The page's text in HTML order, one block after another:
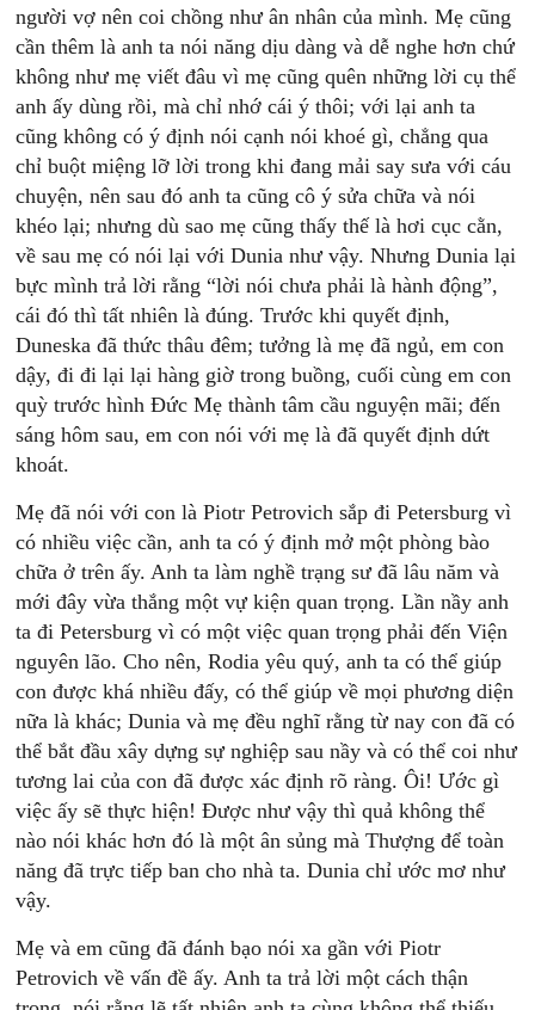
người vợ nên coi chồng như ân nhân của mình. Mẹ cũng
cần thêm là anh ta nói năng dịu dàng và dễ nghe hơn chứ
không như mẹ viết đâu vì mẹ cũng quên những lời cụ thể
anh ấy dùng rồi, mà chỉ nhớ cái ý thôi; với lại anh ta
cũng không có ý định nói cạnh nói khoé gì, chẳng qua
chỉ buột miệng lỡ lời trong khi đang mải say sưa với cáu
chuyện, nên sau đó anh ta cũng cô ý sửa chữa và nói
khéo lại; nhưng dù sao mẹ cũng thấy thế là hơi cục cằn,
về sau mẹ có nói lại với Dunia như vậy. Nhưng Dunia lại
bực mình trả lời rằng “lời nói chưa phải là hành động”,
cái đó thì tất nhiên là đúng. Trước khi quyết định,
Duneska đã thức thâu đêm; tưởng là mẹ đã ngủ, em con
dậy, đi đi lại lại hàng giờ trong buồng, cuối cùng em con
quỳ trước hình Đức Mẹ thành tâm cầu nguyện mãi; đến
sáng hôm sau, em con nói với mẹ là đã quyết định dứt
khoát.
Mẹ đã nói với con là Piotr Petrovich sắp đi Petersburg vì
có nhiều việc cần, anh ta có ý định mở một phòng bào
chữa ở trên ấy. Anh ta làm nghề trạng sư đã lâu năm và
mới đây vừa thắng một vự kiện quan trọng. Lần nầy anh
ta đi Petersburg vì có một việc quan trọng phải đến Viện
nguyên lão. Cho nên, Rodia yêu quý, anh ta có thể giúp
con được khá nhiều đấy, có thể giúp về mọi phương diện
nữa là khác; Dunia và mẹ đều nghĩ rằng từ nay con đã có
thể bắt đầu xây dựng sự nghiệp sau nầy và có thể coi như
tương lai của con đã được xác định rõ ràng. Ôi! Ước gì
việc ấy sẽ thực hiện! Được như vậy thì quả không thể
nào nói khác hơn đó là một ân sủng mà Thượng để toàn
năng đã trực tiếp ban cho nhà ta. Dunia chỉ ước mơ như
vậy.
Mẹ và em cũng đã đánh bạo nói xa gần với Piotr
Petrovich về vấn đề ấy. Anh ta trả lời một cách thận